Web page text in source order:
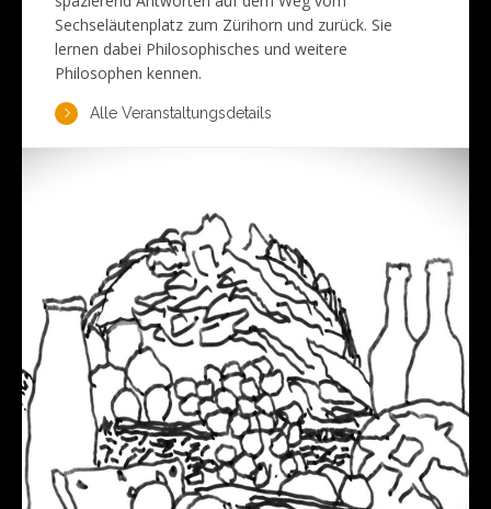
Sechseläutenplatz zum Zürihorn und zurück. Sie
lernen dabei Philosophisches und weitere
Philosophen kennen.
Alle Veranstaltungsdetails